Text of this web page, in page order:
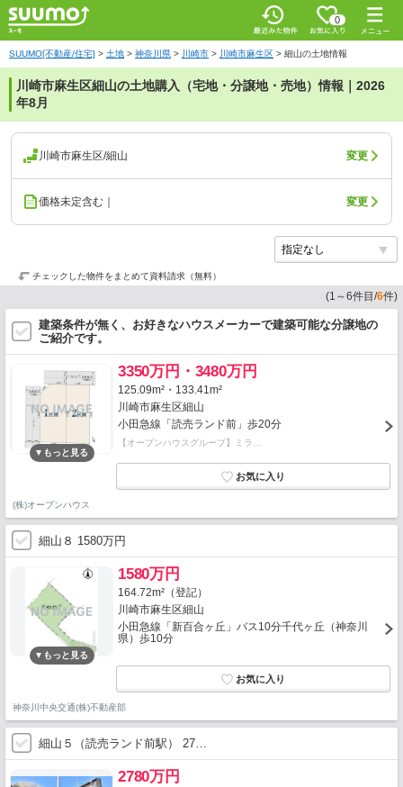
0
SUUMO[不動産/住宅] > 土地 > 神奈川県 > 川崎市 > 川崎市麻生区 > 細山の土地情報
川崎市麻生区細山の土地購入（宅地・分譲地・売地）情報｜2026
年8月
川崎市麻生区/細山 変更
価格未定含む｜ 変更
チェックした物件をまとめて資料請求（無料）
(1 ～6件目/6件)
建築条件が無く、お好きなハウスメーカーで建築可能な分譲地の
ご紹介です。
3350万円・3480万円
125.09m²・133.41m²
川崎市麻生区細山
小田急線「読売ランド前」歩20分
【オープンハウスグループ】ミラ…
(株)オープンハウス
細山８ 1580万円
1580万円
164.72m²（登記）
川崎市麻生区細山
小田急線「新百合ヶ丘」バス10分千代ヶ丘（神奈川
県）歩10分
神奈川中央交通(株)不動産部
細山５（読売ランド前駅） 27…
2780万円